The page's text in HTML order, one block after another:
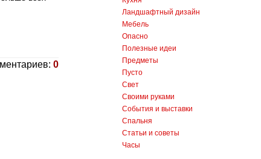
0
Ландшафтный дизайн
Мебель
Опасно
Полезные идеи
Предметы
Пусто
Свет
Своими руками
События и выставки
Спальня
Статьи и советы
Часы